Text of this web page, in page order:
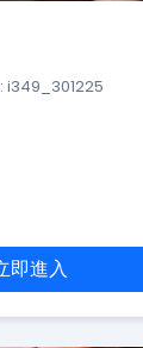
i349_301225
即進入